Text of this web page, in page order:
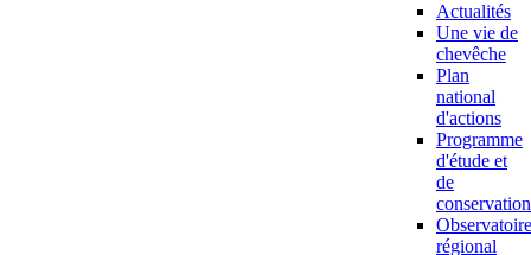
Actualités
Une vie de
chevêche
Plan
national
d'actions
Programme
d'étude et
de
conservation
Observatoire
régional